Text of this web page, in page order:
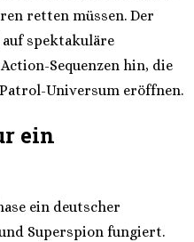
retten müssen. Der
spektakuläre
Sequenzen hin, die
Universum eröffnen.
ein
ein deutscher
Superspion fungiert.